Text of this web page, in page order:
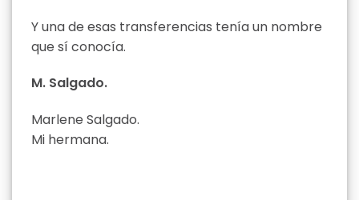
Y una de esas transferencias tenía un nombre
que sí conocía.
M. Salgado.
Marlene Salgado.
Mi hermana.